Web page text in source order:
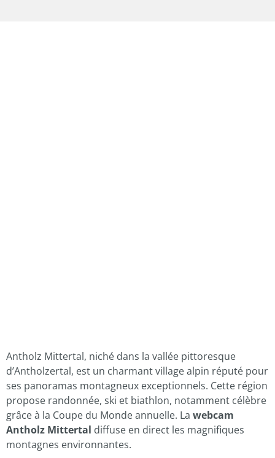
Antholz Mittertal, niché dans la vallée pittoresque
d’Antholzertal, est un charmant village alpin réputé pour
ses panoramas montagneux exceptionnels. Cette région
propose randonnée, ski et biathlon, notamment célèbre
grâce à la Coupe du Monde annuelle. La webcam
Antholz Mittertal diffuse en direct les magnifiques
montagnes environnantes.